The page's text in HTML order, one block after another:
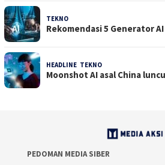
TEKNO
Rekomendasi 5 Generator
HEADLINE TEKNO
Moonshot AI asal China
PEDOMAN MEDIA SIBER